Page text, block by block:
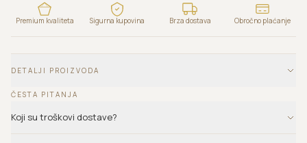
Premium kvaliteta Sigurna kupovina Brza dostava Obročno plaćanje
DETALJI PROIZVODA
ČESTA PITANJA
Koji su troškovi dostave?